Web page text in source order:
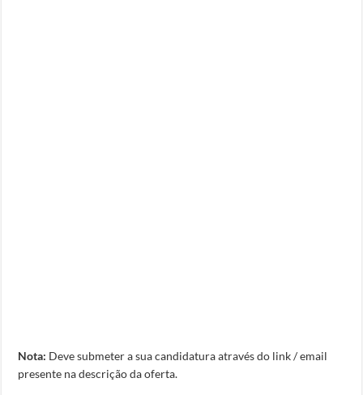
Nota: Deve submeter a sua candidatura através do link / email
presente na descrição da oferta.